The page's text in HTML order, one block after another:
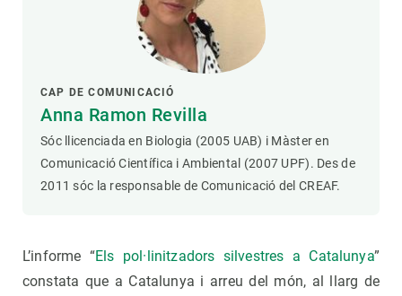
CAP DE COMUNICACIÓ
Anna Ramon Revilla
Sóc llicenciada en Biologia (2005 UAB) i Màster en
Comunicació Científica i Ambiental (2007 UPF). Des de
2011 sóc la responsable de Comunicació del CREAF.
L’informe “Els pol·linitzadors silvestres a Catalunya”
constata que a Catalunya i arreu del món, al llarg de